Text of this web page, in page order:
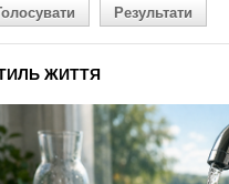
Результати
ЖИТТЯ